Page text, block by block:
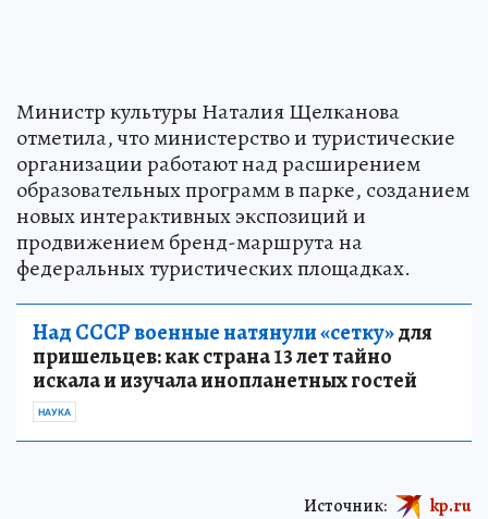
Министр культуры Наталия Щелканова
отметила, что министерство и туристические
организации работают над расширением
образовательных программ в парке, созданием
новых интерактивных экспозиций и
продвижением бренд-маршрута на
федеральных туристических площадках.
Над СССР военные натянули «сетку»для
пришельцев: как страна 13 лет тайно
искала и изучала инопланетных гостей
НАУКА
Источник: kp.ru